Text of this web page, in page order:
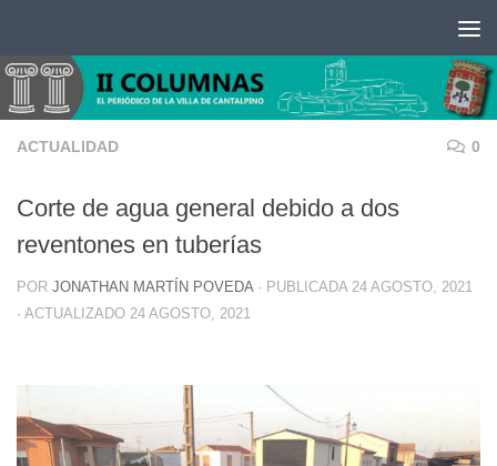
ACTUALIDAD 0
Corte de agua general debido a dos
reventones en tuberías
POR JONATHAN MARTÍN POVEDA · PUBLICADA 24 AGOSTO, 2021
· ACTUALIZADO 24 AGOSTO, 2021